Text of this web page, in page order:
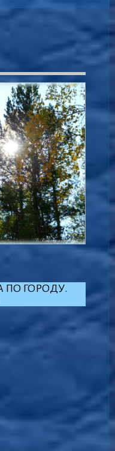
ПО ГОРОДУ.